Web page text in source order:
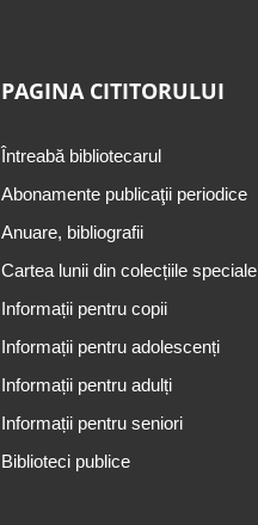
PAGINA CITITORULUI
Întreabă bibliotecarul
Abonamente publicaţii periodice
Anuare, bibliografii
Cartea lunii din colecțiile speciale
Informații pentru copii
Informații pentru adolescenți
Informații pentru adulți
Informații pentru seniori
Biblioteci publice